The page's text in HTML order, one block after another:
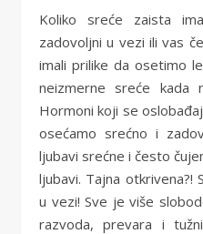
Koliko sreće zaista imate u ljubavi? Da li ste
zadovoljni u vezi ili vas
imali prilike da osetimo
neizmerne sreće kada
Hormoni koji se
osećamo srećno i
ljubavi srećne i često
ljubavi. Tajna otkrivena?!
u vezi! Sve je više
razvoda, prevara i